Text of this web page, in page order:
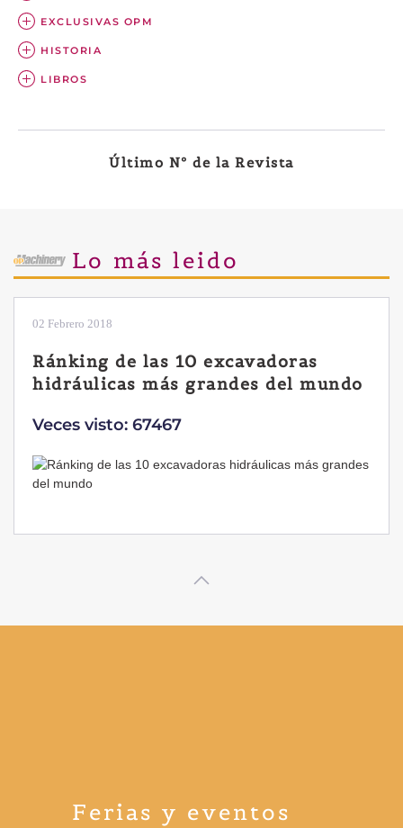
EXCLUSIVAS OPM
HISTORIA
LIBROS
Último Nº de la Revista
Lo más leido
28 Enero 2019
Las ventajas de la excavadora
Yanmar B7 Sigma-6
Veces visto: 32218
Ferias y eventos